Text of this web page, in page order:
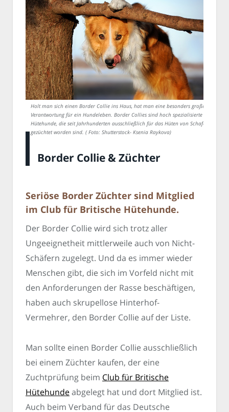
Holt man sich einen Border Collie ins Haus, hat man eine besonders große
Verantwortung für ein Hundeleben. Border Collies sind hoch spezialisierte
Hütehunde, die seit Jahrhunderten ausschließlich für das Hüten von Schafen
gezüchtet worden sind. ( Foto: Shutterstock- Ksenia Raykova)
Border Collie & Züchter
Seriöse Border Züchter sind Mitglied
im Club für Britische Hütehunde.
Der Border Collie wird sich trotz aller
Ungeeignetheit mittlerweile auch von Nicht-
Schäfern zugelegt. Und da es immer wieder
Menschen gibt, die sich im Vorfeld nicht mit
den Anforderungen der Rasse beschäftigen,
haben auch skrupellose Hinterhof-
Vermehrer, den Border Collie auf der Liste.
Man sollte einen Border Collie ausschließlich
bei einem Züchter kaufen, der eine
Zuchtprüfung beim Club für Britische
Hütehundeabgelegt hat und dort Mitglied ist.
Auch beim Verband für das Deutsche